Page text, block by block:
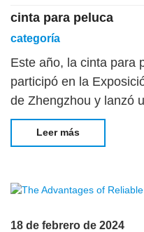
cinta para peluca
categoría
Este año, la cinta para
participó en la
de Zhengzhou y lanzó
adhesivos para
atención de los
Leer más
18 de febrero de 2024